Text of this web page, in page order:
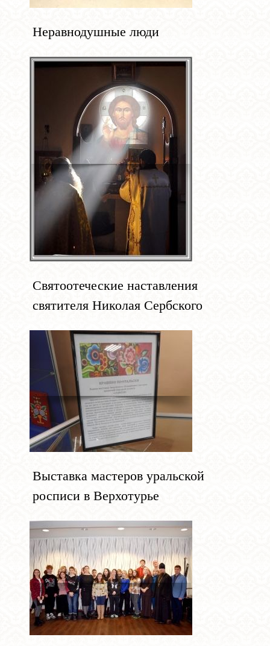
Неравнодушные люди
Святоотеческие наставления
святителя Николая Сербского
Выставка мастеров уральской
росписи в Верхотурье